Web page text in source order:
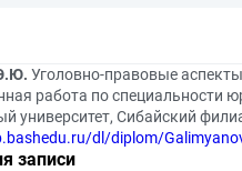
Уголовно-правовые
работа по специальности
университет, Сибайский
dl/diplom/
записи